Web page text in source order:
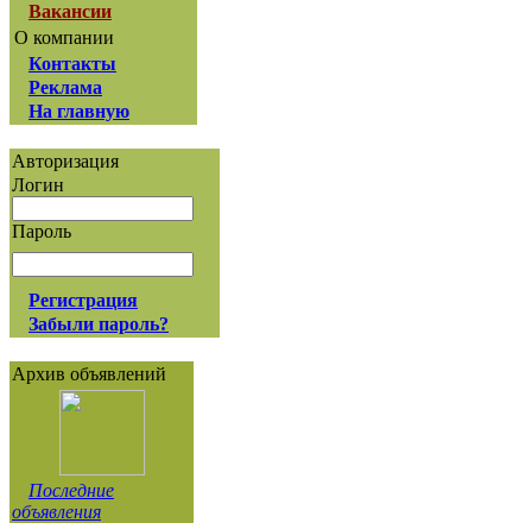
Вакансии
О компании
Контакты
Реклама
На главную
Авторизация
Логин
Пароль
Регистрация
Забыли пароль?
Архив объявлений
Последние
объявления